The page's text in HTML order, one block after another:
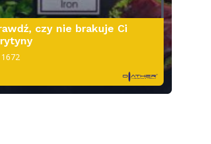
czy nie brakuje Ci
1672